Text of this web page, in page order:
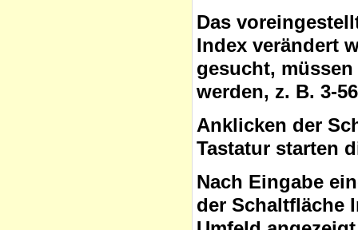
Das
Index verändert
gesucht,
werden, z. B. 3-
Anklicken der
Tastatur starten
Nach Eingabe
der Schaltfläche